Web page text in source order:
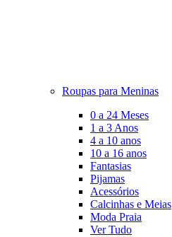
Roupas para Meninas
0 a 24 Meses
1 a 3 Anos
4 a 10 anos
10 a 16 anos
Fantasias
Pijamas
Acessórios
Calcinhas e Meias
Moda Praia
Ver Tudo